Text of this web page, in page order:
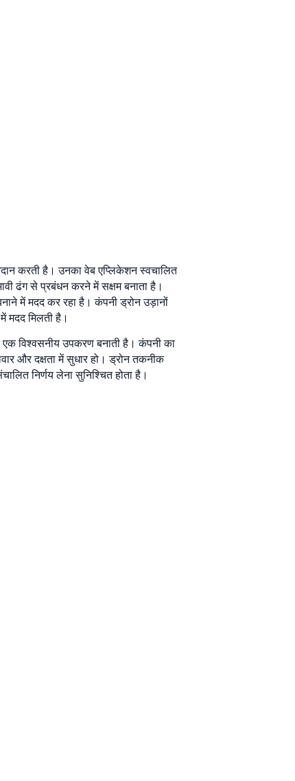
करती है। उनका वेब एप्लिकेशन स्वचालित
ढंग से प्रबंधन करने में सक्षम बनाता है।
में मदद कर रहा है। कंपनी ड्रोन उड़ानों
मदद मिलती है।
विश्वसनीय उपकरण बनाती है। कंपनी का
और दक्षता में सुधार हो। ड्रोन तकनीक
निर्णय लेना सुनिश्चित होता है।